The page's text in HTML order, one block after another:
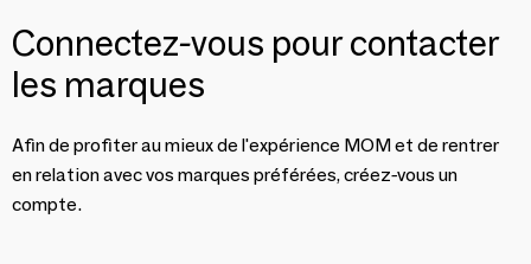
Connectez-vous pour contacter
les marques
Afin de profiter au mieux de l'expérience MOM et de rentrer
en relation avec vos marques préférées, créez-vous un
compte.